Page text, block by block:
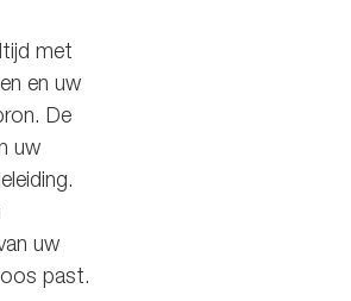
met
en uw
De
uw
uw
past.